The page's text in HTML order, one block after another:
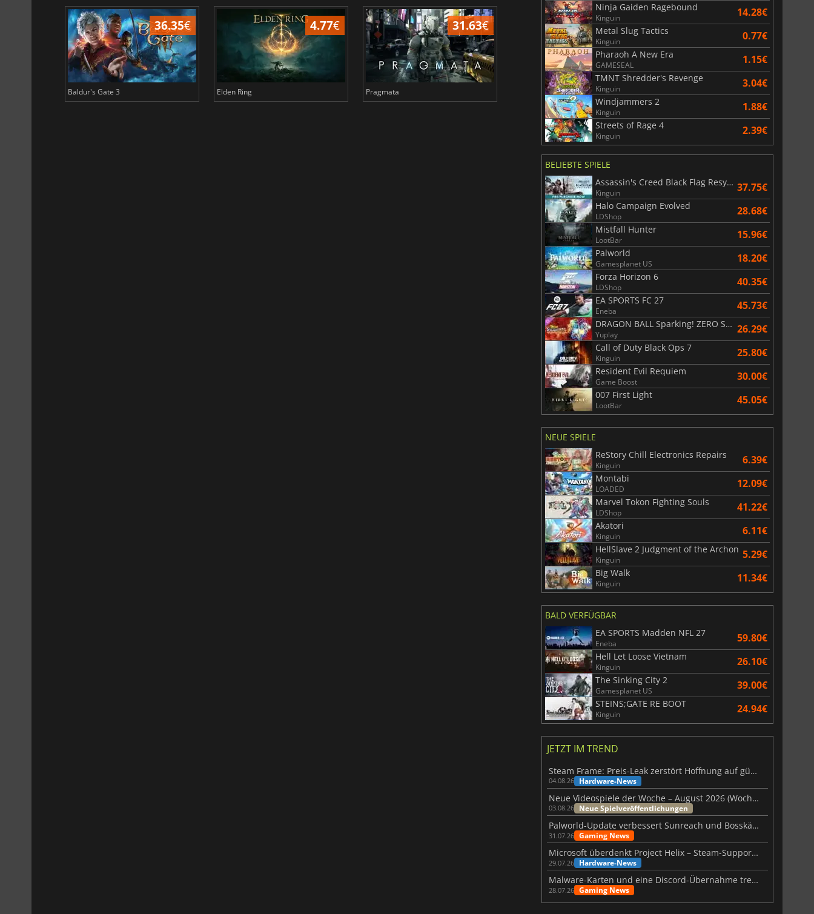
36.35€
Baldur's Gate 3
4.77€
Elden Ring
31.63€
Pragmata
6.75€
Total War WARHAMMER 3
15.48
Ninja Gaiden Ragebound
Kinguin 14.28€
Metal Slug Tactics
Kinguin 0.77€
Pharaoh A New Era
GAMESEAL 1.15€
TMNT Shredder's Revenge
Kinguin 3.04€
Windjammers 2
Kinguin 1.88€
Streets of Rage 4
Kinguin 2.39€
BELIEBTE SPIELE
Assassin's Creed Black Flag Resynced
Kinguin 37.75€
Halo Campaign Evolved
LDShop 28.68€
Mistfall Hunter
LootBar 15.96€
Palworld
Gamesplanet US 18.20€
Forza Horizon 6
LDShop 40.35€
EA SPORTS FC 27
Eneba 45.73€
DRAGON BALL Sparking! ZERO Super Limit Breaking NEO
Yuplay 26.29€
Call of Duty Black Ops 7
Kinguin 25.80€
Resident Evil Requiem
Game Boost 30.00€
007 First Light
LootBar 45.05€
NEUE SPIELE
ReStory Chill Electronics Repairs
Kinguin 6.39€
Montabi
LOADED 12.09€
Marvel Tokon Fighting Souls
LDShop 41.22€
Akatori
Kinguin 6.11€
HellSlave 2 Judgment of the Archon
Kinguin 5.29€
Big Walk
Kinguin 11.34€
BALD VERFÜGBAR
EA SPORTS Madden NFL 27
Eneba 59.80€
Hell Let Loose Vietnam
Kinguin 26.10€
The Sinking City 2
Gamesplanet US 39.00€
STEINS;GATE RE BOOT
Kinguin 24.94€
JETZT IM TREND
Steam Frame: Preis-Leak zerstört Hoffnung auf günstiges VR-Headset
04.08.26 Hardware-News
Neue Videospiele der Woche – August 2026 (Woche 32)
03.08.26 Neue Spielveröffentlichungen
Palworld-Update verbessert Sunreach und Bosskämpfe deutlich
31.07.26 Gaming News
Microsoft überdenkt Project Helix – Steam-Support gefährdet
29.07.26 Hardware-News
Malware-Karten und eine Discord-Übernahme treffen Meccha Chameleon
28.07.26 Gaming News